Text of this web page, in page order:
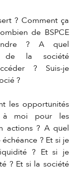
? Comment ça
de BSPCE
? A quel
de la société
? Suis-je
?
les opportunités
à moi pour les
actions ? A quel
? Et si je
? Et si je
? Et si la société